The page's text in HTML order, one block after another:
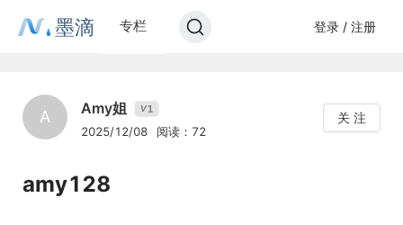
墨滴 专栏 登录 / 注册
A Amy姐 V1
2025/12/08 阅读：72
关 注
amy128